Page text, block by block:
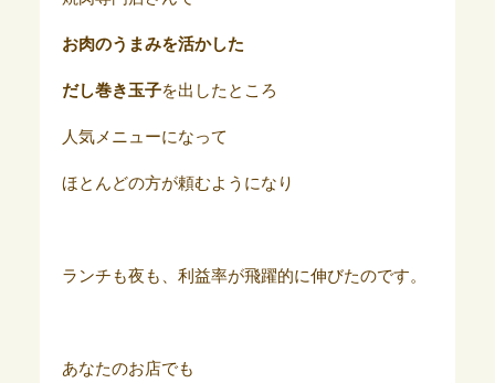
お肉のうまみを活かした
だし巻き玉子を出したところ
人気メニューになって
ほとんどの方が頼むようになり
ランチも夜も、利益率が飛躍的に伸びたのです。
あなたのお店でも